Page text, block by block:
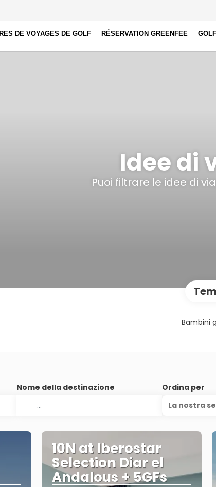
DE VOYAGES DE GOLF RÉSERVATION GREENFEE
Idee di
Puoi filtrare le idee di
Bambini
Nome della destinazione
Ordina per
La nostra
10N at Iberostar
Selection Diar el
Andalous + 5GFs